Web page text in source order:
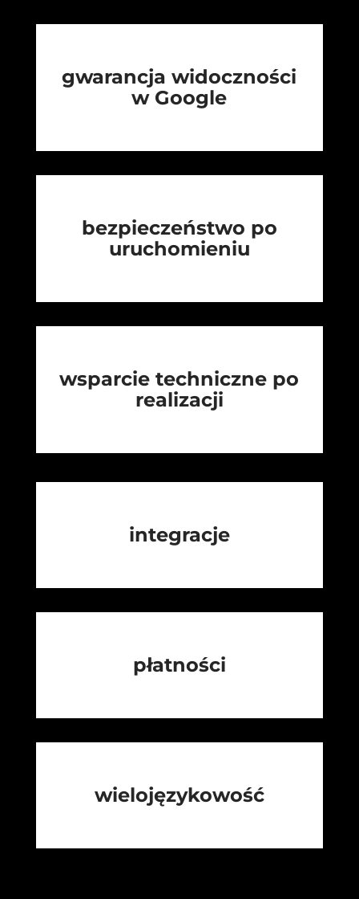
gwarancja widoczności
w Google
bezpieczeństwo po
uruchomieniu
wsparcie techniczne po
realizacji
integracje
płatności
wielojęzykowość